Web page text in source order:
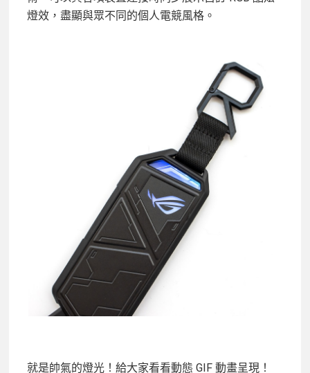
燈效，盡顯與眾不同的個人電競風格。
就是帥氣的燈光！給大家看看動態 GIF 動畫呈現！